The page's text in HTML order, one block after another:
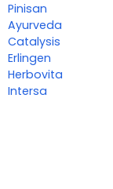
Pinisan
Ayurveda
Catalysis
Erlingen
Herbovita
Intersa